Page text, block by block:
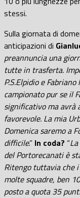
stessi.
Sulla giornata di
anticipazioni di
preannuncia una
tutte in trasferta.
P.S.Elpidio e
campionato pur se il
significativo ma avrà
favorevole. La mia
Domenica saremo a
difficile.” In coda? “
del Portorecanati è
Ritengo tuttavia che
molte squadre, ben
posto a quota 35